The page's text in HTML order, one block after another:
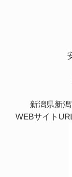
新潟県新
WEBサイト